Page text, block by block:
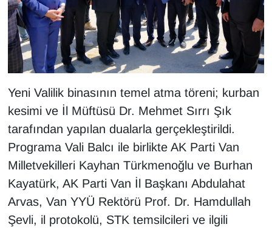
Yeni Valilik binasının temel atma töreni; kurban
kesimi ve İl Müftüsü Dr. Mehmet Sırrı Şık
tarafından yapılan dualarla gerçekleştirildi.
Programa Vali Balcı ile birlikte AK Parti Van
Milletvekilleri Kayhan Türkmenoğlu ve Burhan
Kayatürk, AK Parti Van İl Başkanı Abdulahat
Arvas, Van YYÜ Rektörü Prof. Dr. Hamdullah
Şevli, il protokolü, STK temsilcileri ve ilgili